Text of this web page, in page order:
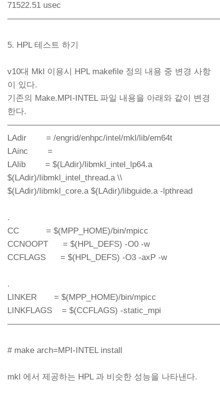
71522.51 usec
5. HPL 테스트 하기
v10대 Mkl 이용시 HPL makefile 정의 내용 중 변경 사항
이 있다.
기존의 Make.MPI-INTEL 파일 내용을 아래와 같이 변경
한다.
LAdir = /engrid/enhpc/intel/mkl/lib/em64t
LAinc =
LAlib = $(LAdir)/libmkl_intel_lp64.a
$(LAdir)/libmkl_intel_thread.a \\
$(LAdir)/libmkl_core.a $(LAdir)/libguide.a -lpthread
.
CC = $(MPP_HOME)/bin/mpicc
CCNOOPT = $(HPL_DEFS) -O0 -w
CCFLAGS = $(HPL_DEFS) -O3 -axP -w
.
LINKER = $(MPP_HOME)/bin/mpicc
LINKFLAGS = $(CCFLAGS) -static_mpi
# make arch=MPI-INTEL install
mkl 에서 제공하는 HPL 과 비슷한 성능을 나타낸다.